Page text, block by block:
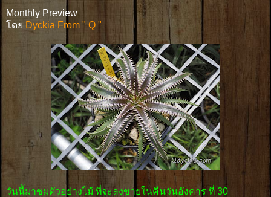
Monthly Preview
โดย Dyckia From " Q "
วันนี้มาชมตัวอย่างไม้ ที่จะลงขายในคืนวันอังคาร ที่ 30